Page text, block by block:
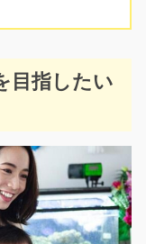
目指したい